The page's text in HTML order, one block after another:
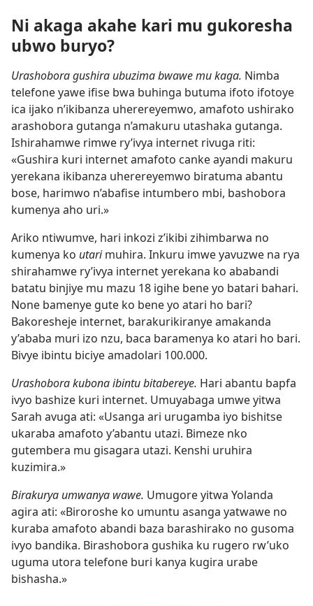
Ni akaga akahe kari mu gukoresha
ubwo buryo?
Urashobora gushira ubuzima bwawe mu kaga. Nimba
telefone yawe ifise bwa buhinga butuma ifoto ifotoye
ica ijako n’ikibanza uherereyemwo, amafoto ushirako
arashobora gutanga n’amakuru utashaka gutanga.
Ishirahamwe rimwe ry’ivya internet rivuga riti:
«Gushira kuri internet amafoto canke ayandi makuru
yerekana ikibanza uherereyemwo biratuma abantu
bose, harimwo n’abafise intumbero mbi, bashobora
kumenya aho uri.»
Ariko ntiwumve, hari inkozi z’ikibi zihimbarwa no
kumenya ko utarimuhira. Inkuru imwe yavuzwe na rya
shirahamwe ry’ivya internet yerekana ko ababandi
batatu binjiye mu mazu 18 igihe bene yo batari bahari.
None bamenye gute ko bene yo atari ho bari?
Bakoresheje internet, barakurikiranye amakanda
y’ababa muri izo nzu, baca baramenya ko atari ho bari.
Bivye ibintu biciye amadolari 100.000.
Urashobora kubona ibintu bitabereye. Hari abantu bapfa
ivyo bashize kuri internet. Umuyabaga umwe yitwa
Sarah avuga ati: «Usanga ari urugamba iyo bishitse
ukaraba amafoto y’abantu utazi. Bimeze nko
gutembera mu gisagara utazi. Kenshi uruhira
kuzimira.»
Birakurya umwanya wawe. Umugore yitwa Yolanda
agira ati: «Biroroshe ko umuntu asanga yatwawe no
kuraba amafoto abandi baza barashirako no gusoma
ivyo bandika. Birashobora gushika ku rugero rw’uko
uguma utora telefone buri kanya kugira urabe
bishasha.»